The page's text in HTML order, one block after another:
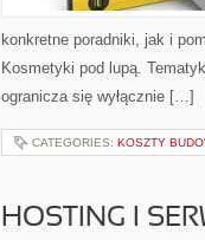
konkretne poradniki, jak i
Kosmetyki pod lupą.
ogranicza się wyłącznie […]
CATEGORIES: KOSZTY
HOSTING I